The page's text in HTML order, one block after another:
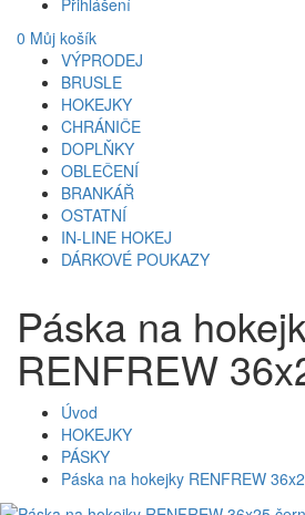
0 Můj košík
VÝPRODEJ
BRUSLE
HOKEJKY
CHRÁNIČE
DOPLŇKY
OBLEČENÍ
BRANKÁŘ
OSTATNÍ
IN-LINE HOKEJ
DÁRKOVÉ POUKAZY
Páska na
RENFREW
Úvod
HOKEJKY
PÁSKY
Páska na hokejky RENFREW